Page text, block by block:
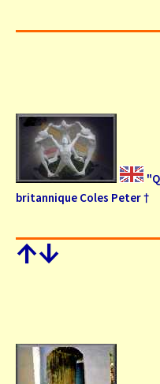
britannique Coles Peter †
↑↓